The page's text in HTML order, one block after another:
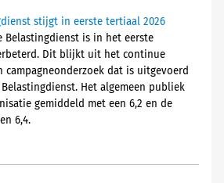
stijgt in eerste tertiaal 2026
Belastingdienst is in het eerste
Dit blijkt uit het continue
campagneonderzoek dat is uitgevoerd
Het algemeen publiek
gemiddeld met een 6,2 en de
6,4.